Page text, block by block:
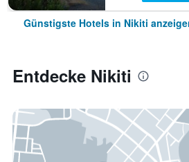
Günstigste Hotels in Nikiti
Entdecke Nikiti